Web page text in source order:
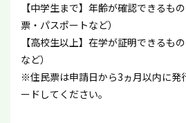
【中学生まで】年齢が確認できるも
票・パスポートなど）
【高校生以上】在学が証明できるも
など）
※住民票は申請日から3ヵ月以内に発
ードしてください。